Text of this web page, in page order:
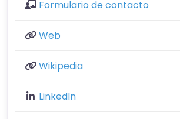
Formulario de contacto
Web
Wikipedia
LinkedIn